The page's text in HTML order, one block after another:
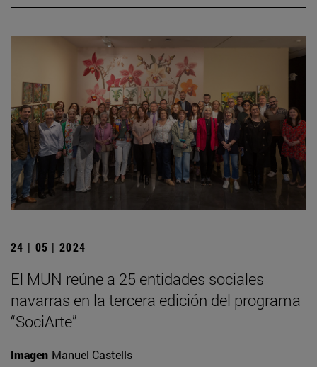
24 | 05 | 2024
El MUN reúne a 25 entidades sociales
navarras en la tercera edición del programa
“SociArte”
Imagen Manuel Castells